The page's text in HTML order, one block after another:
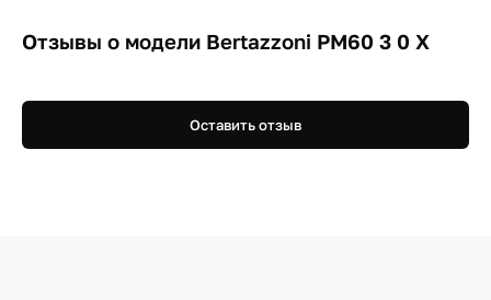
Отзывы о модели Bertazzoni PM60 3 0 X
Оставить отзыв